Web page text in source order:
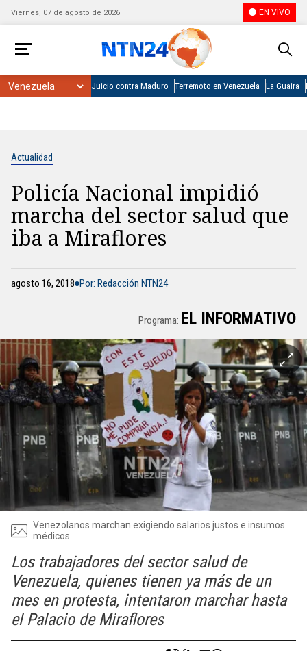
Viernes, 07 de agosto de 2026 EN VIVO
Juicio contra Maduro Terremoto en Venezuela La Guaira
Actualidad
Policía Nacional impidió
marcha del sector salud que
iba a Miraflores
agosto 16, 2018 Por: Redacción NTN24
Programa: EL INFORMATIVO
Venezolanos marchan exigiendo salarios justos e insumos
médicos
Los trabajadores del sector salud de
Venezuela, quienes tienen ya más de un
mes en protesta, intentaron marchar hasta
el Palacio de Miraflores